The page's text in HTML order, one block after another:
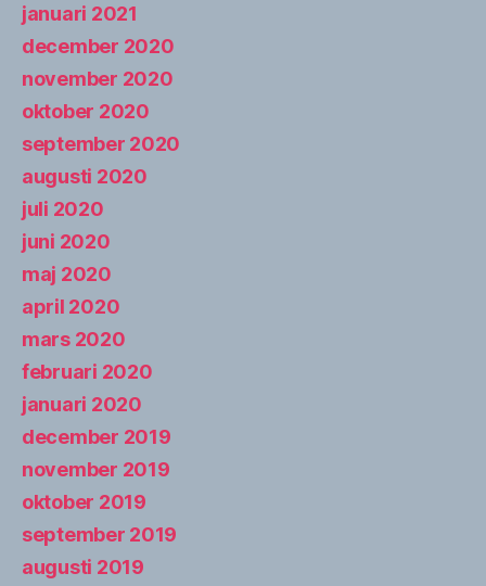
januari 2021
december 2020
november 2020
oktober 2020
september 2020
augusti 2020
juli 2020
juni 2020
maj 2020
april 2020
mars 2020
februari 2020
januari 2020
december 2019
november 2019
oktober 2019
september 2019
augusti 2019